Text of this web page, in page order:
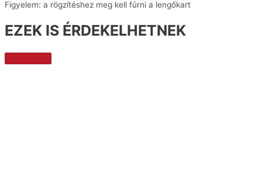
Figyelem: a rögzítéshez meg kell fúrni a lengőkart
EZEK IS ÉRDEKELHETNEK